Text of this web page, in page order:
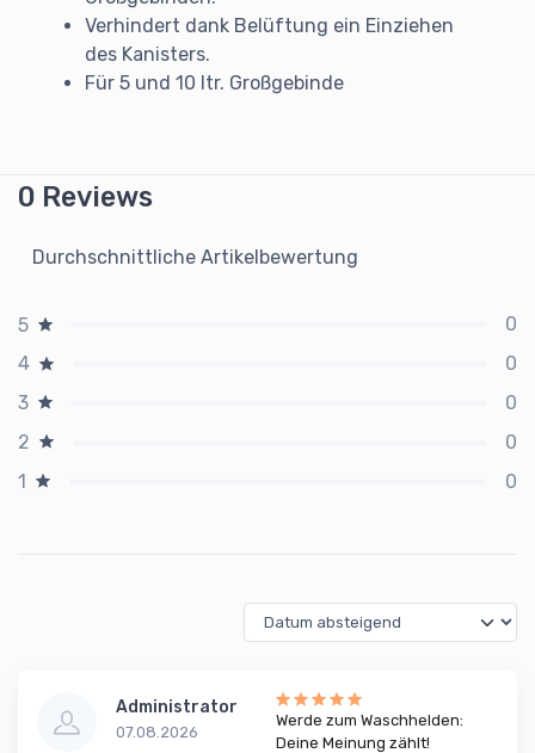
Verhindert dank Belüftung ein Einziehen
des Kanisters.
Für 5 und 10 ltr. Großgebinde
0 Reviews
Durchschnittliche Artikelbewertung
5
0
4
0
3
0
2
0
1
0
Administrator
07.08.2026
Werde zum Waschhelden:
Deine Meinung zählt!